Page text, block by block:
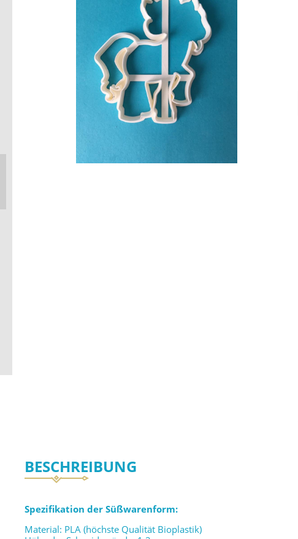
BESCHREIBUNG
Spezifikation der Süßwarenform:
Material: PLA (höchste Qualität Bioplastik)